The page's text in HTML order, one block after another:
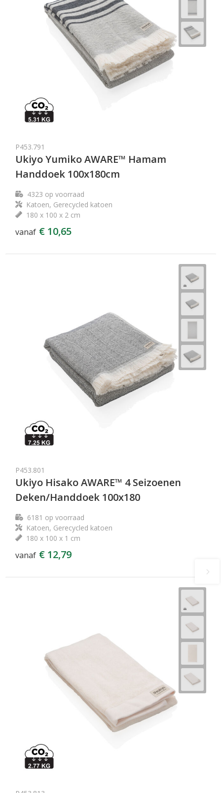
P453.791
Ukiyo Yumiko AWARE™ Hamam
Handdoek 100x180cm
4323 op voorraad
Katoen, Gerecycled katoen
180 x 100 x 2 cm
vanaf € 10,65
P453.801
Ukiyo Hisako AWARE™ 4 Seizoenen
Deken/Handdoek 100x180
6181 op voorraad
Katoen, Gerecycled katoen
180 x 100 x 1 cm
vanaf € 12,79